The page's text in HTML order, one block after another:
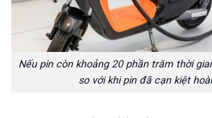
Nếu pin còn khoảng 20 phần trăm thời
so với khi pin đã cạn kiệt